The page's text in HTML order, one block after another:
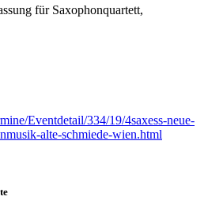
für Saxophonquartett,
Eventdetail/334/19/4saxess-neue-
alte-schmiede-wien.html